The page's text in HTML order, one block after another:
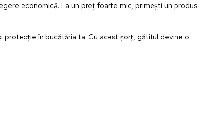
economică. La un preț foarte mic, primești un produs
protecție în bucătăria ta. Cu acest șorț, gătitul devine o